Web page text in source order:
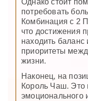
Однако стоит
потребовать
Комбинация с 2
что достижения
находить баланс
приоритеты
жизни.
Наконец, на
Король Чаш. Это
эмоционального